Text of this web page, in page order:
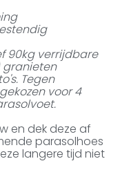
90kg verrijdbare
granieten
Tegen
voor 4
en dek deze af
parasolhoes
langere tijd niet